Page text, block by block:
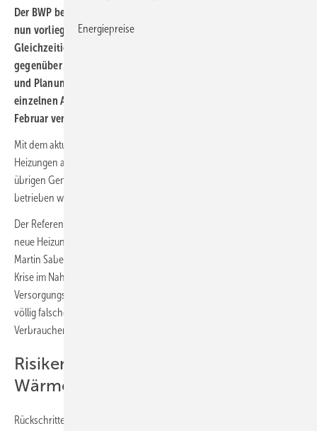
Der BWP begrüßt zwar, dass die Debatte um das GModG mit dem
nun vorliegenden Referentenentwurf konkreter wird.
Gleichzeitig kritisiert der Verband jedoch klare Rückschritte
gegenüber dem aktuellen GEG. Diese führten zu neuer Rechts-
und Planungsunsicherheit für Verbraucher und Branche. In
einzelnen Aspekten weiche der Entwurf sogar von den Ende
Februar vereinbarten Eckpunkten ab.
Mit dem aktuell geltenden Gebäudeenergiegesetz sollten neue
Heizungen ab diesem Jahr in Großstädten und ab 2028 in allen
übrigen Gemeinden zu mindestens 65 % mit erneuerbaren Energien
betrieben werden.
Der Referentenentwurf des GModG senke die Anforderungen an
neue Heizungen jedoch drastisch ab, so BWP-Geschäftsführer Dr.
Martin Sabel: „Von 65 auf 10 % Erneuerbaren-Anteil: Mit Blick auf die
Krise im Nahen Osten und ihre Auswirkungen auf Energiepreise und
Versorgungssicherheit in Deutschland und die Klimaziele ist dies ein
völlig falsches Zeichen. Es droht eine erhebliche Unsicherheit für
Verbraucher und Branche.“
Risiken für die
Wärmepumpenbranche
Rückschritte in den Anforderungen stünden im eklatanten
Energiepreise